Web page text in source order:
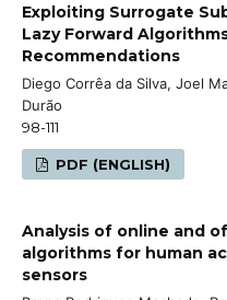
Exploiting Surrogate
Lazy Forward
Recommendations
Diego Corrêa da Silva, Joel
Durão
98-111
PDF (ENGLISH)
Analysis of online and
algorithms for human
sensors